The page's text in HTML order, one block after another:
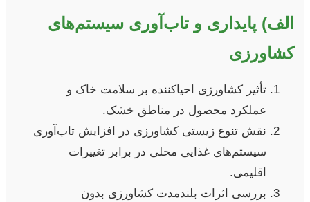
الف) پایداری و تاب‌آوری سیستم‌های
کشاورزی
تأثیر کشاورزی احیاکننده بر سلامت خاک و
عملکرد محصول در مناطق خشک.
نقش تنوع زیستی کشاورزی در افزایش تاب‌آوری
سیستم‌های غذایی محلی در برابر تغییرات
اقلیمی.
بررسی اثرات بلندمدت کشاورزی بدون